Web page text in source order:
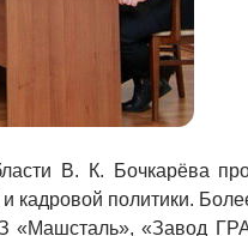
В. К. Бочкарёва
политики.
«Машсталь», «Завод